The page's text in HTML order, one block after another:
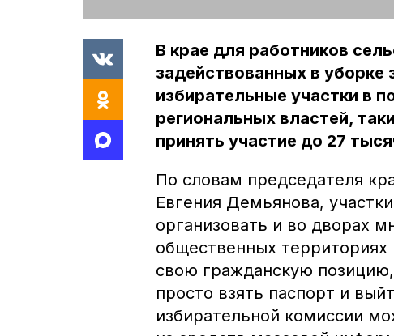
В крае для работников
задействованных в
избирательные участки в
региональных властей,
принять участие до 27
По словам председателя
Евгения Демьянова,
организовать и во дворах
общественных
свою гражданскую
просто взять паспорт и
избирательной комиссии